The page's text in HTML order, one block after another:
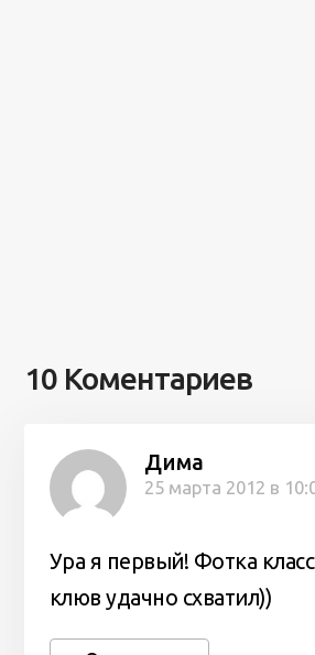
10 Коментариев
Дима
25 марта 2012 в
Ура я первый! Фотка
клюв удачно схватил))